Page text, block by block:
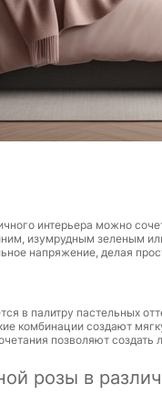
интерьера можно
изумрудным зеленым
напряжение, делая
в палитру пастельных
комбинации создают
позволяют
розы в